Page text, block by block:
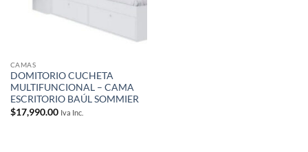
CAMAS
DOMITORIO CUCHETA
MULTIFUNCIONAL – CAMA
ESCRITORIO BAÚL SOMMIER
$17,990.00 Iva Inc.